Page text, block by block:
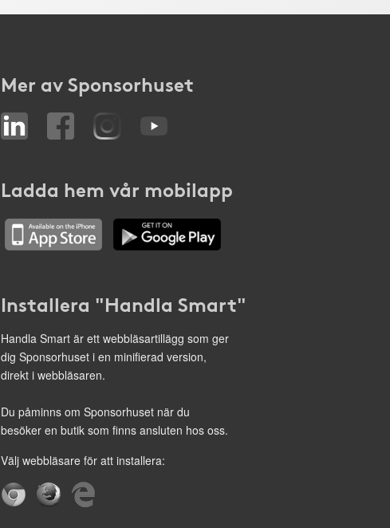
Mer av Sponsorhuset
Ladda hem vår mobilapp
Installera "Handla Smart"
Handla Smart är ett webbläsartillägg som ger
dig Sponsorhuset i en minifierad version,
direkt i webbläsaren.
Du påminns om Sponsorhuset när du
besöker en butik som finns ansluten hos oss.
Välj webbläsare för att installera: